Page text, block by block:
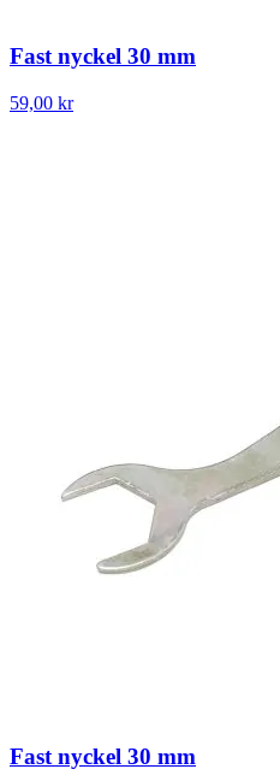
Fast nyckel 30 mm
59,00 kr
Fast nyckel 30 mm